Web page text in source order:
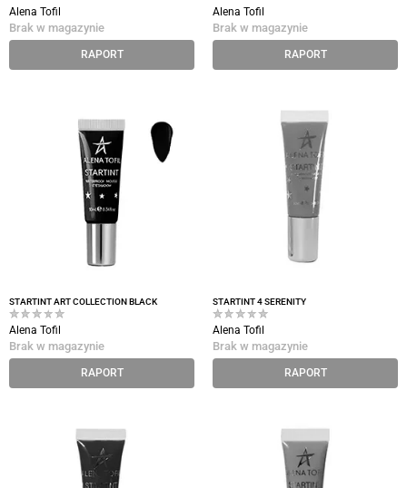
Alena Tofil
Brak w magazynie
RAPORT
Alena Tofil
Brak w magazynie
RAPORT
STARTINT ART COLLECTION BLACK
Alena Tofil
Brak w magazynie
RAPORT
STARTINT 4 SERENITY
Alena Tofil
Brak w magazynie
RAPORT